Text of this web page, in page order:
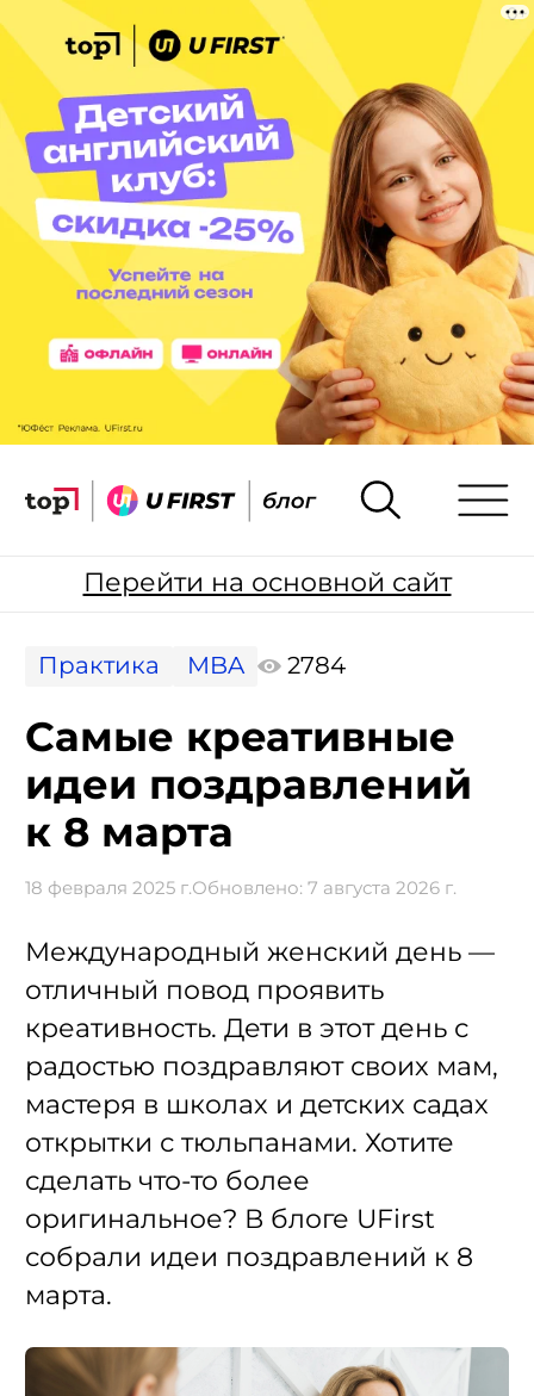
Перейти на основной сайт
Практика MBA 2784
Самые креативные
идеи поздравлений
к 8 марта
18 февраля 2025 г.Обновлено: 7 августа 2026 г.
Международный женский день —
отличный повод проявить
креативность. Дети в этот день с
радостью поздравляют своих мам,
мастеря в школах и детских садах
открытки с тюльпанами. Хотите
сделать что-то более
оригинальное? В блоге UFirst
собрали идеи поздравлений к 8
марта.